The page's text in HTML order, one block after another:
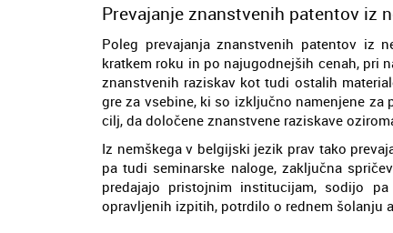
Prevajanje znanstvenih patentov iz
Poleg prevajanja znanstvenih patentov iz
kratkem roku in po najugodnejših cenah, pri
znanstvenih raziskav kot tudi ostalih
gre za vsebine, ki so izključno namenjene
cilj, da določene znanstvene raziskave
Iz nemškega v belgijski jezik prav tako
pa tudi seminarske naloge, zaključna
predajajo pristojnim institucijam, sodijo
opravljenih izpitih, potrdilo o rednem šolanju